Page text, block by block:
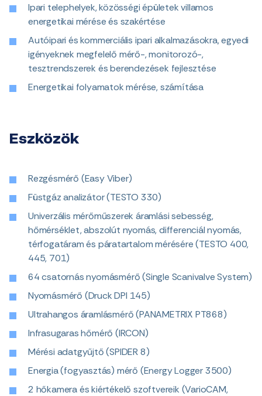
Ipari telephelyek, közösségi épületek villamos
energetikai mérése és szakértése
Autóipari és kommerciális ipari alkalmazásokra, egyedi
igényeknek megfelelő mérő-, monitorozó-,
tesztrendszerek és berendezések fejlesztése
Energetikai folyamatok mérése, számítása
Eszközök
Rezgésmérő (Easy Viber)
Füstgáz analizátor (TESTO 330)
Univerzális mérőműszerek áramlási sebesség,
hőmérséklet, abszolút nyomás, differenciál nyomás,
térfogatáram és páratartalom mérésére (TESTO 400,
445, 701)
64 csatornás nyomásmérő (Single Scanivalve System)
Nyomásmérő (Druck DPI 145)
Ultrahangos áramlásmérő (PANAMETRIX PT868)
Infrasugaras hőmérő (IRCON)
Mérési adatgyűjtő (SPIDER 8)
Energia (fogyasztás) mérő (Energy Logger 3500)
2 hőkamera és kiértékelő szoftvereik (VarioCAM,